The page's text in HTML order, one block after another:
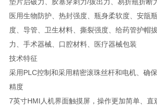
医用生物防护、热封强度、瓶身柔软度、安瓿
度、导管、卫生材料、撕裂强度、给药管护帽
力、手术器械、口腔材料、医疗器械包装
技术特征
采用PLC控制和采用精密滚珠丝杆和电机、确
精度
7英寸HMI人机界面触摸屏，操作更加简单、直